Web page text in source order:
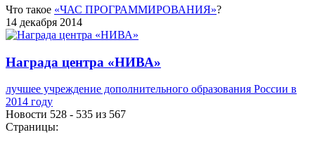
Что такое «ЧАС ПРОГРАММИРОВАНИЯ»?
14 декабря 2014
Награда центра «НИВА»
лучшее учреждение дополнительного образования России в
2014 году
Новости 528 - 535 из 567
Страницы: